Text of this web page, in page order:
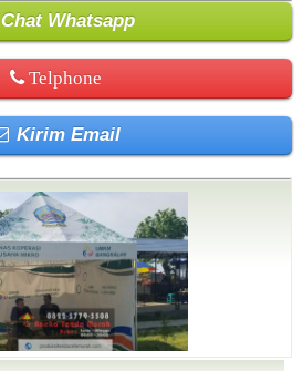
Chat Whatsapp
Telphone
Kirim Email